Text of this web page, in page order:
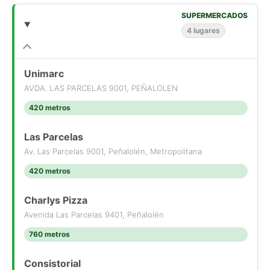
SUPERMERCADOS
4 lugares
Unimarc
AVDA. LAS PARCELAS 9001, PEÑALOLEN
420 metros
Las Parcelas
Av. Las Parcelas 9001, Peñalolén, Metropolitana
420 metros
Charlys Pizza
Avenida Las Parcelas 9401, Peñalolén
760 metros
Consistorial